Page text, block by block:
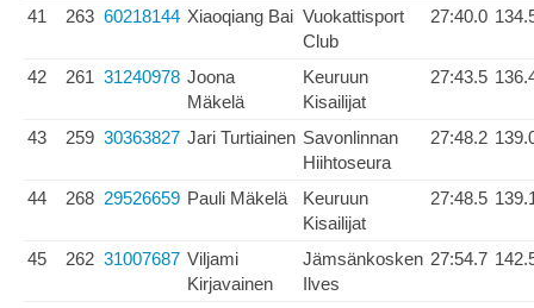
41 263 60218144 Xiaoqiang Bai Vuokattisport
Club
27:40.0
42 261 31240978 Joona
Mäkelä
Keuruun
Kisailijat
27:43.5
43 259 30363827 Jari Turtiainen Savonlinnan
Hiihtoseura
27:48.2
44 268 29526659 Pauli Mäkelä
Keuruun
Kisailijat
27:48.5
45 262 31007687 Viljami
Kirjavainen
Jämsänkosken
Ilves
27:54.7